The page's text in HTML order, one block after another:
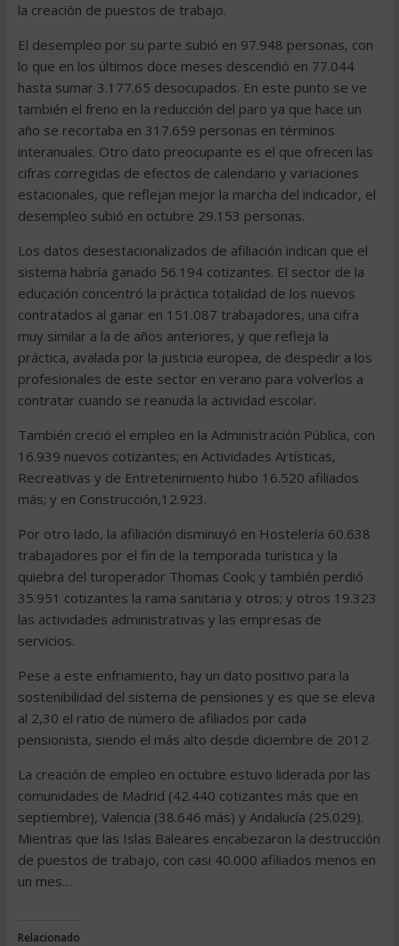
la creación de puestos de trabajo.
El desempleo por su parte subió en 97.948 personas, con
lo que en los últimos doce meses descendió en 77.044
hasta sumar 3.177.65 desocupados. En este punto se ve
también el freno en la reducción del paro ya que hace un
año se recortaba en 317.659 personas en términos
interanuales. Otro dato preocupante es el que ofrecen las
cifras corregidas de efectos de calendario y variaciones
estacionales, que reflejan mejor la marcha del indicador, el
desempleo subió en octubre 29.153 personas.
Los datos desestacionalizados de afiliación indican que el
sistema habría ganado 56.194 cotizantes. El sector de la
educación concentró la práctica totalidad de los nuevos
contratados al ganar en 151.087 trabajadores, una cifra
muy similar a la de años anteriores, y que refleja la
práctica, avalada por la justicia europea, de despedir a los
profesionales de este sector en verano para volverlos a
contratar cuando se reanuda la actividad escolar.
También creció el empleo en la Administración Pública, con
16.939 nuevos cotizantes; en Actividades Artísticas,
Recreativas y de Entretenimiento hubo 16.520 afiliados
más; y en Construcción,12.923.
Por otro lado, la afiliación disminuyó en Hostelería 60.638
trabajadores por el fin de la temporada turística y la
quiebra del turoperador Thomas Cook; y también perdió
35.951 cotizantes la rama sanitaria y otros; y otros 19.323
las actividades administrativas y las empresas de
servicios.
Pese a este enfriamiento, hay un dato positivo para la
sostenibilidad del sistema de pensiones y es que se eleva
al 2,30 el ratio de número de afiliados por cada
pensionista, siendo el más alto desde diciembre de 2012.
La creación de empleo en octubre estuvo liderada por las
comunidades de Madrid (42.440 cotizantes más que en
septiembre), Valencia (38.646 más) y Andalucía (25.029).
Mientras que las Islas Baleares encabezaron la destrucción
de puestos de trabajo, con casi 40.000 afiliados menos en
un mes…
Relacionado